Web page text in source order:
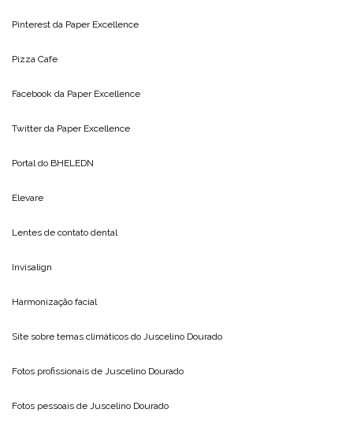
Pinterest da Paper Excellence
Pizza Cafe
Facebook da Paper Excellence
Twitter da Paper Excellence
Portal do BHELEDN
Elevare
Lentes de contato dental
Invisalign
Harmonização facial
Site sobre temas climáticos do Juscelino Dourado
Fotos profissionais de Juscelino Dourado
Fotos pessoais de Juscelino Dourado